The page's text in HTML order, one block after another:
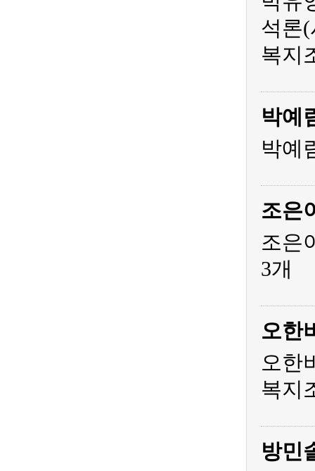
석론
복지
박예
박예
조은
조은
3개
오한
오한
복지
방민